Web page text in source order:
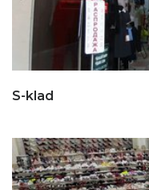
S-klad